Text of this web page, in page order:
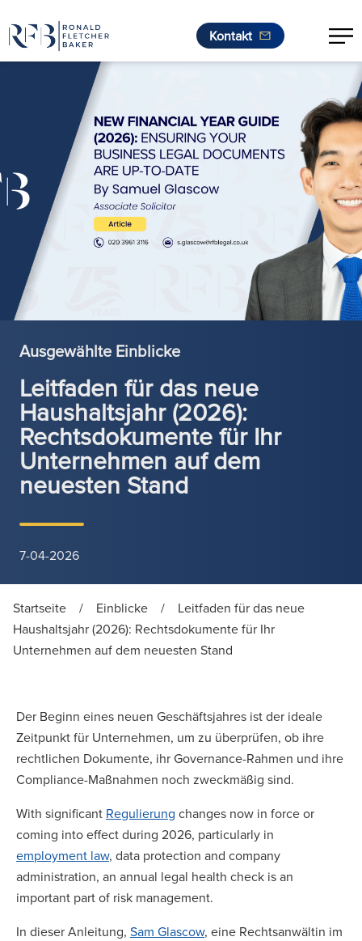
Zum Inhalt springen
Kontakt
Ausgewählte Einblicke
Leitfaden für das neue
Haushaltsjahr (2026):
Rechtsdokumente für Ihr
Unternehmen auf dem
neuesten Stand
7-04-2026
Startseite / Einblicke /
Leitfaden für das neue
Haushaltsjahr (2026): Rechtsdokumente für Ihr
Unternehmen auf dem neuesten Stand
Der Beginn eines neuen Geschäftsjahres ist der ideale
Zeitpunkt für Unternehmen, um zu überprüfen, ob ihre
rechtlichen Dokumente, ihr Governance-Rahmen und ihre
Compliance-Maßnahmen noch zweckmäßig sind.
With significant Regulierung changes now in force or
coming into effect during 2026, particularly in
employment law, data protection and company
administration, an annual legal health check is an
important part of risk management.
In dieser Anleitung, Sam Glascow, eine Rechtsanwältin im